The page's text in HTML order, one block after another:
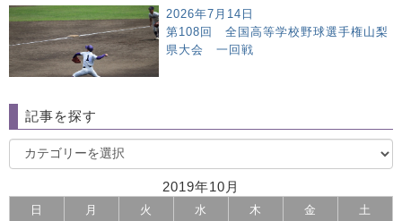
2026年7月14日
第108回 全国高等学校野球選手権山梨
県大会 一回戦
記事を探す
2019年10月
日 月 火 水 木 金 土